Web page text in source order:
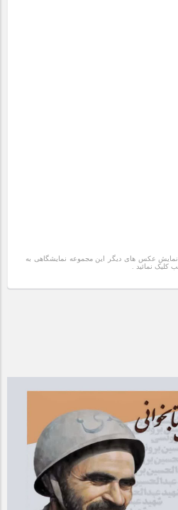
آزادسازی خرمشهر در شرکت پارس خودرو
نمایش عکس های دیگر این مجموعه نمایشگاهی به
کلیک نمائید .